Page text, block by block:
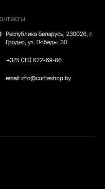
Республика Беларусь, 230026, г.
Гродно, ул. Победы. 30
+375 (33) 622-69-66
email: info@conteshop.by